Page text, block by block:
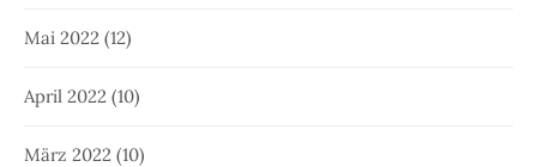
Mai 2022 (12)
April 2022 (10)
März 2022 (10)